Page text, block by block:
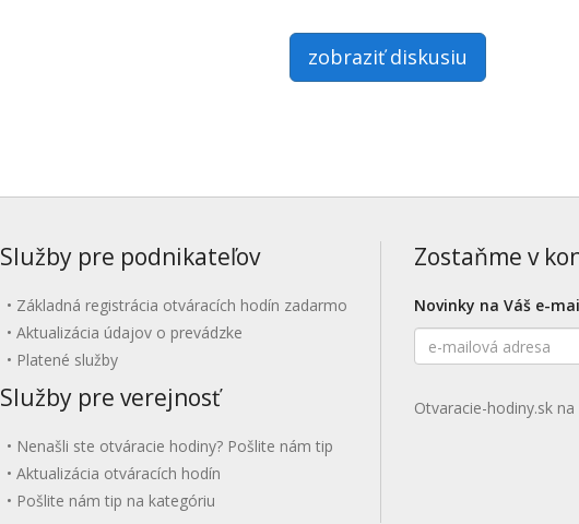
zobraziť diskusiu
Služby pre podnikateľov
Základná registrácia otváracích hodín zadarmo
Aktualizácia údajov o prevádzke
Platené služby
Služby pre verejnosť
Nenašli ste otváracie hodiny? Pošlite nám tip
Aktualizácia otváracích hodín
Pošlite nám tip na kategóriu
Zostaňme v
Novinky na Váš e-
E-
mailová
Otvaracie-hodiny.sk